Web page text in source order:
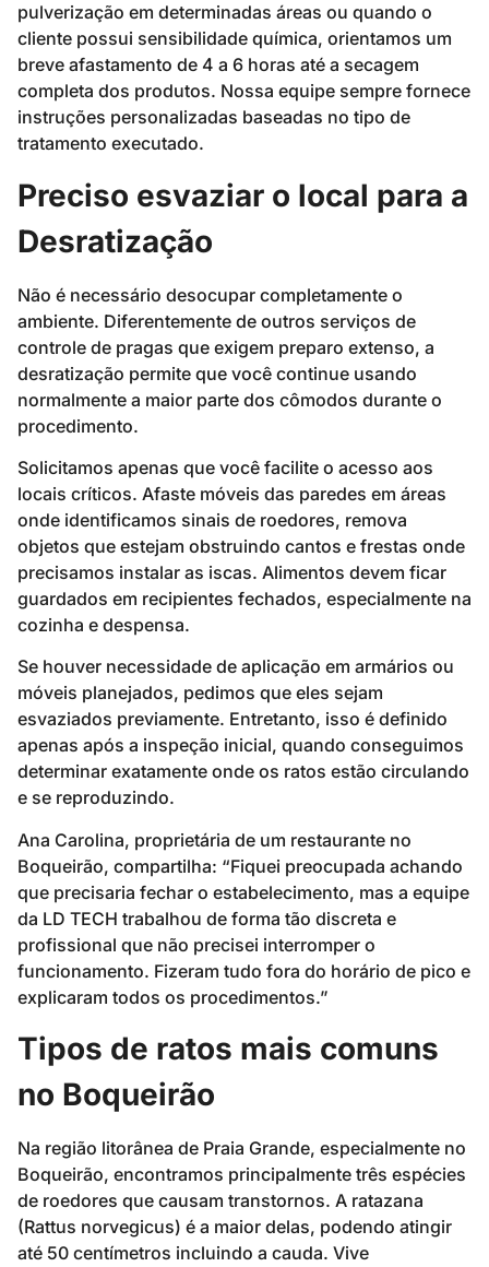
pulverização em determinadas áreas ou quando o
cliente possui sensibilidade química, orientamos um
breve afastamento de 4 a 6 horas até a secagem
completa dos produtos. Nossa equipe sempre fornece
instruções personalizadas baseadas no tipo de
tratamento executado.
Preciso esvaziar o local para a
Desratização
Não é necessário desocupar completamente o
ambiente. Diferentemente de outros serviços de
controle de pragas que exigem preparo extenso, a
desratização permite que você continue usando
normalmente a maior parte dos cômodos durante o
procedimento.
Solicitamos apenas que você facilite o acesso aos
locais críticos. Afaste móveis das paredes em áreas
onde identificamos sinais de roedores, remova
objetos que estejam obstruindo cantos e frestas onde
precisamos instalar as iscas. Alimentos devem ficar
guardados em recipientes fechados, especialmente na
cozinha e despensa.
Se houver necessidade de aplicação em armários ou
móveis planejados, pedimos que eles sejam
esvaziados previamente. Entretanto, isso é definido
apenas após a inspeção inicial, quando conseguimos
determinar exatamente onde os ratos estão circulando
e se reproduzindo.
Ana Carolina, proprietária de um restaurante no
Boqueirão, compartilha: “Fiquei preocupada achando
que precisaria fechar o estabelecimento, mas a equipe
da LD TECH trabalhou de forma tão discreta e
profissional que não precisei interromper o
funcionamento. Fizeram tudo fora do horário de pico e
explicaram todos os procedimentos.”
Tipos de ratos mais comuns
no Boqueirão
Na região litorânea de Praia Grande, especialmente no
Boqueirão, encontramos principalmente três espécies
de roedores que causam transtornos. A ratazana
(Rattus norvegicus) é a maior delas, podendo atingir
até 50 centímetros incluindo a cauda. Vive